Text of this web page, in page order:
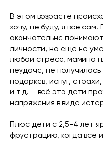
В этом возрасте
хочу, не буду, я всё
окончательно
личности, но еще не
любой стресс, мамино
неудача, не получилось
подарков, испуг,
и т.д. – всё это дети
напряжения в виде
Плюс дети с 2,5-4 лет
фрустрацию, когда все